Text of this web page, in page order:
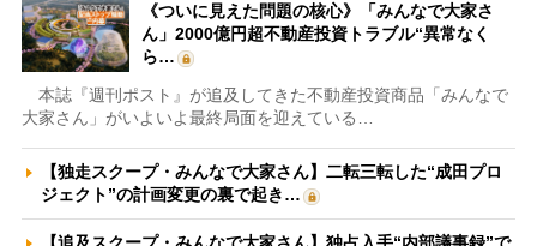
《ついに見えた問題の核心》「みんなで大家さ
ん」2000億円超不動産投資トラブル“異常なく
ら…
本誌『週刊ポスト』が追及してきた不動産投資商品「みんなで
大家さん」がいよいよ最終局面を迎えている…
【独走スクープ・みんなで大家さん】二転三転した“成田プロ
ジェクト”の計画変更の裏で起き…